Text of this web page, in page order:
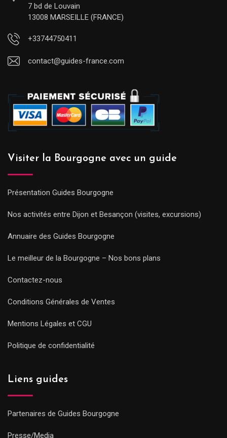
7 bd de Louvain
13008 MARSEILLE (FRANCE)
+33744750411
contact@guides-france.com
Visiter la Bourgogne avec un guide
Présentation Guides Bourgogne
Nos activités entre Dijon et Besançon (visites, excursions)
Annuaire des Guides Bourgogne
Le meilleur de la Bourgogne – Nos bons plans
Contactez-nous
Conditions Générales de Ventes
Mentions Légales et CGU
Politique de confidentialité
Liens guides
Partenaires de Guides Bourgogne
Presse/Media